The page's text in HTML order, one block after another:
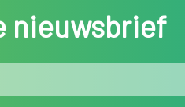
nieuwsbrief